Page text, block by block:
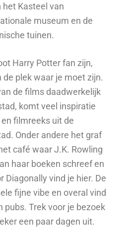
Kasteel van
museum en de
tuinen.
Harry Potter fan zijn,
de plek waar je moet zijn.
de films daadwerkelijk
komt veel inspiratie
filmreeks uit de
Onder andere het graf
café waar J.K. Rowling
haar boeken schreef en
Diagonally vind je hier. De
fijne vibe en overal vind
pubs. Trek voor je bezoek
een paar dagen uit.